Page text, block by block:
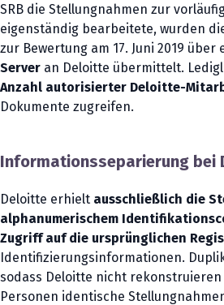
SRB die Stellungnahmen zur
eigenständig bearbeitete, wurden
zur Bewertung am 17. Juni 2019 über
Server an Deloitte übermittelt.
Anzahl autorisierter Deloitte-
Dokumente zugreifen.
Informationsseparierung bei
Deloitte erhielt ausschließlich die
alphanumerischem
Zugriff auf die ursprünglichen
Identifizierungsinformationen.
sodass Deloitte nicht
Personen identische